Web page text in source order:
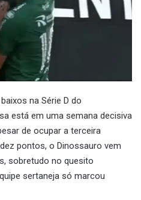
na Série D do
está em uma semana decisiva
de ocupar a terceira
pontos, o Dinossauro vem
sobretudo no quesito
sertaneja só marcou